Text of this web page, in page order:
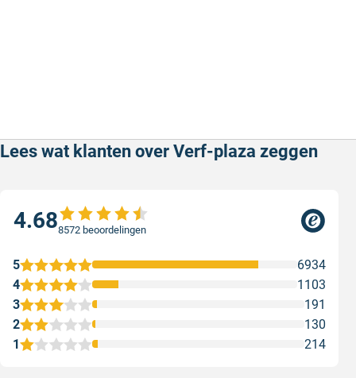
Lees wat klanten over Verf-plaza zeggen
4.688572 beoordelingen
1 214
2 130
3 191
4 1103
5 6934